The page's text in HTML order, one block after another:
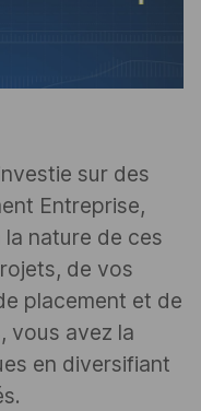
sur des
Entreprise,
nature de ces
de vos
placement et de
vous avez la
en diversifiant